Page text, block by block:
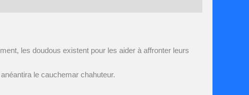
les doudous existent pour les aider à affronter leurs
le cauchemar chahuteur.